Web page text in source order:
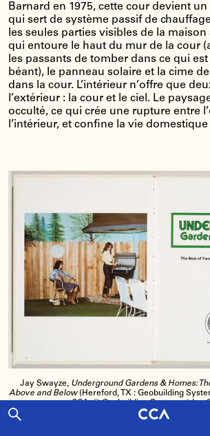
Barnard en 1975, cette cour devient
qui sert de système passif de chauffage
les seules parties visibles de la
qui entoure le haut du mur de la cour
les passants de tomber dans ce qui
béant), le panneau solaire et la cime
dans la cour. L’intérieur n’offre que
l’extérieur : la cour et le ciel. Le
occulté, ce qui crée une rupture entre
l’intérieur, et confine la vie domestique
Jay Swayze, Underground Gardens & Homes:
Above and Below(Hereford, TX : Geobuilding